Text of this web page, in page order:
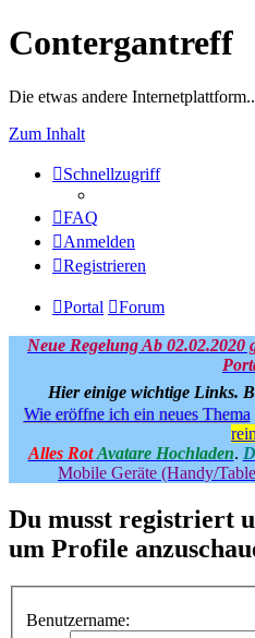
Contergantreff
Die etwas andere
Zum Inhalt
Schnellzugriff
FAQ
Anmelden
Registrieren
Portal Forum
Neue Regelung Ab
Hier einige wichtige Links.
Wie eröffne ich ein neues Thema
rein
Alles Rot Avatare Hochladen.
Mobile Geräte (Handy/
Du musst registriert
um Profile
Benutzername: